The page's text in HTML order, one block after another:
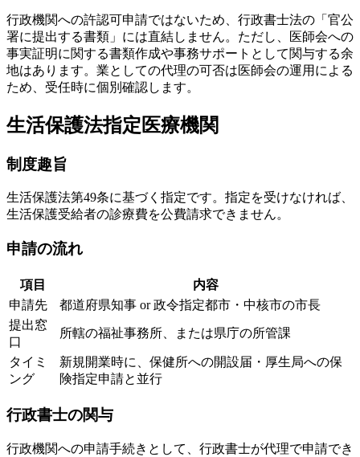
行政機関への許認可申請ではないため、行政書士法の「官公
署に提出する書類」には直結しません。ただし、医師会への
事実証明に関する書類作成や事務サポートとして関与する余
地はあります。業としての代理の可否は医師会の運用による
ため、受任時に個別確認します。
生活保護法指定医療機関
制度趣旨
生活保護法第49条に基づく指定です。指定を受けなければ、
生活保護受給者の診療費を公費請求できません。
申請の流れ
項目
内容
申請先
都道府県知事 or 政令指定都市・中核市の市長
提出窓
口
所轄の福祉事務所、または県庁の所管課
タイミ
ング
新規開業時に、保健所への開設届・厚生局への保
険指定申請と並行
行政書士の関与
行政機関への申請手続きとして、行政書士が代理で申請でき